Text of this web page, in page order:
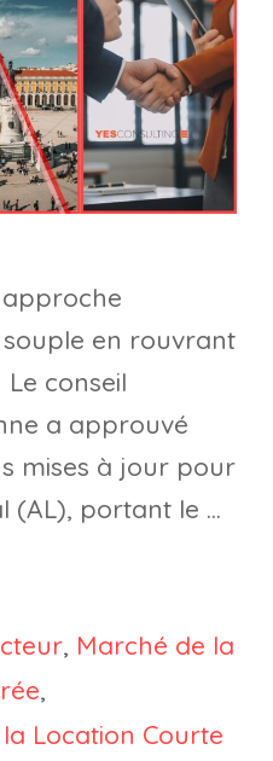
en rouvrant
conseil
a approuvé
mises à jour pour
(AL), portant le …
, Marché de la
,
Location Courte